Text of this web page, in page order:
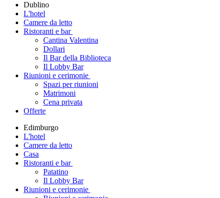
Dublino
L'hotel
Camere da letto
Ristoranti e bar
Cantina Valentina
Dollari
Il Bar della Biblioteca
Il Lobby Bar
Riunioni e cerimonie
Spazi per riunioni
Matrimoni
Cena privata
Offerte
Edimburgo
L'hotel
Camere da letto
Casa
Ristoranti e bar
Patatino
Il Lobby Bar
Riunioni e cerimonie